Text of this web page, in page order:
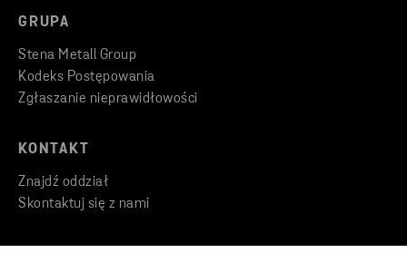
GRUPA
Stena Metall Group
Kodeks Postępowania
Zgłaszanie nieprawidłowości
KONTAKT
Znajdź oddział
Skontaktuj się z nami